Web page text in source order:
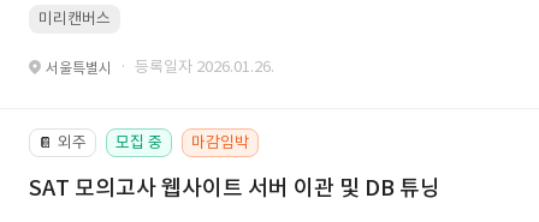
미리캔버스
서울특별시 · 등록일자 2026.01.26.
📔 외주 모집 중 마감임박
SAT 모의고사 웹사이트 서버 이관 및 DB 튜닝